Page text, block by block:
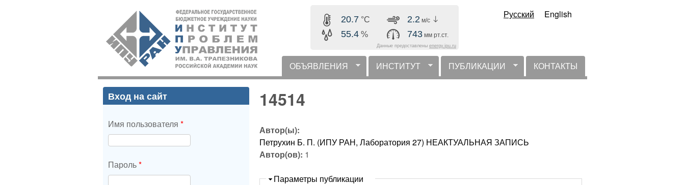
содержанию
ИПУ
РАН
20.7 °C
55.4 %
2.2 м/с
743 мм рт.ст.
Данные предоставлены energy.ipu.ru
Русский English
горизонтальное меню
ОБЪЯВЛЕНИЯ ИНСТИТУТ ПУБЛИКАЦИИ КОНТАКТЫ
14514
Автор(ы):
Петрухин Б. П. (ИПУ РАН, Лаборатория 27) НЕАКТУАЛЬНАЯ ЗАПИСЬ
Автор(ов): 1
Скрыть
Параметры публикации
Вход на сайт
Имя пользователя *
Пароль*